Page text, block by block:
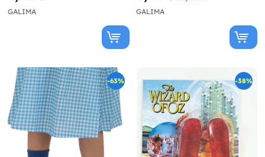
GALIMA GALIMA
-63% -38%